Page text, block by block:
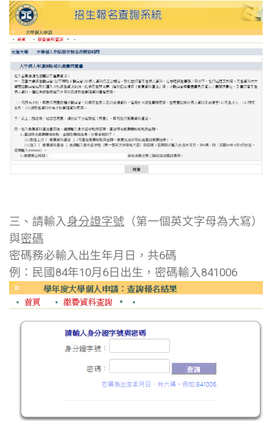
三、請輸入身分證字號 （第一個英文字母為大寫）
與密碼
密碼務必輸入出生年月日，共6碼
例：民國84年10月6日出生，密碼輸入841006